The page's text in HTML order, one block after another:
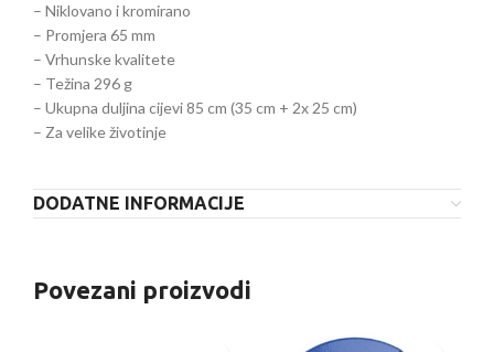
– Niklovano i kromirano
– Promjera 65 mm
– Vrhunske kvalitete
– Težina 296 g
– Ukupna duljina cijevi 85 cm (35 cm + 2x 25 cm)
– Za velike životinje
DODATNE INFORMACIJE
Povezani proizvodi